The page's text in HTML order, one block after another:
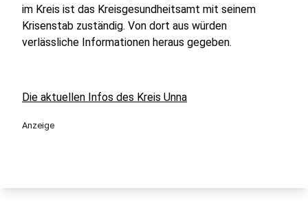
im Kreis ist das Kreisgesundheitsamt mit seinem
Krisenstab zuständig. Von dort aus würden
verlässliche Informationen heraus gegeben.
Die aktuellen Infos des Kreis Unna
Anzeige